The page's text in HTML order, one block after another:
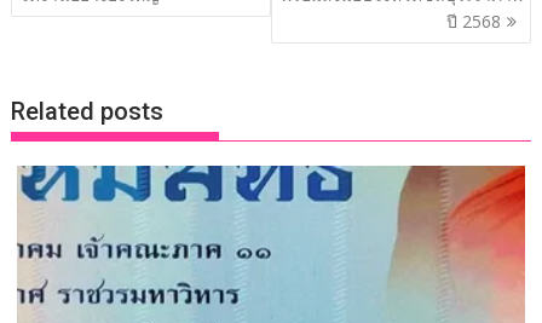
k k
ปี 2568
Related posts